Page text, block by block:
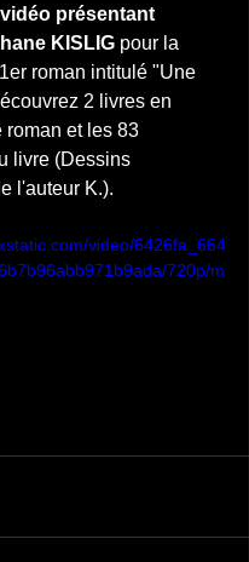
présentant
KISLIG pour la
roman intitulé "Une
2 livres en
roman et les 83
livre (Dessins
l'auteur K.).
video/6426fa_664
720p/m